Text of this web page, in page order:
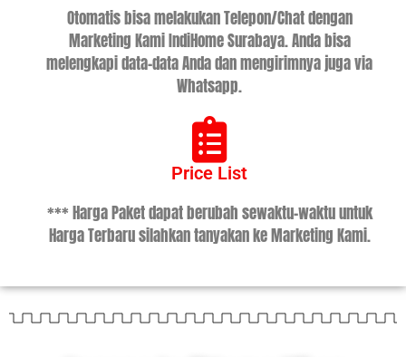
Otomatis bisa melakukan Telepon/Chat dengan
Marketing Kami IndiHome Surabaya. Anda bisa
melengkapi data-data Anda dan mengirimnya juga via
Whatsapp.
Price List
*** Harga Paket dapat berubah sewaktu-waktu untuk
Harga Terbaru silahkan tanyakan ke Marketing Kami.